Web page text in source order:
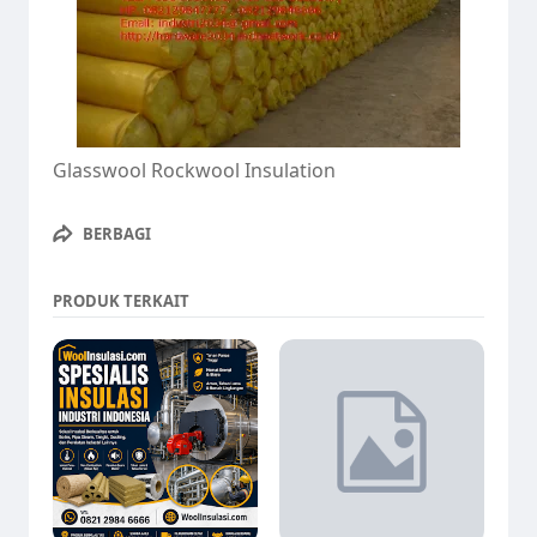
Glasswool Rockwool Insulation
BERBAGI
PRODUK TERKAIT